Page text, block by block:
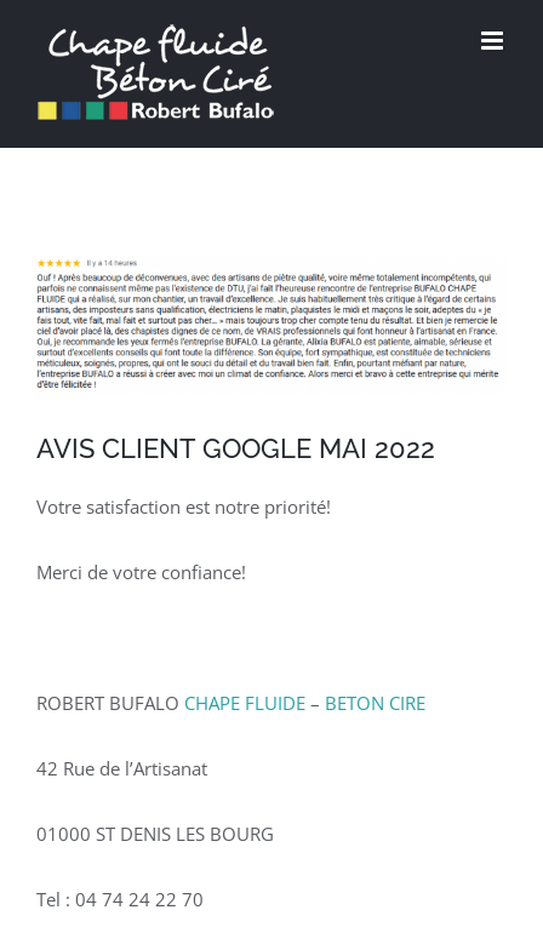
contenu
Voir
l'image
agrandie
AVIS CLIENT GOOGLE MAI 2022
Votre satisfaction est notre priorité!
Merci de votre confiance!
ROBERT BUFALO CHAPE FLUIDE – BETON CIRE
42 Rue de l’Artisanat
01000 ST DENIS LES BOURG
Tel : 04 74 24 22 70